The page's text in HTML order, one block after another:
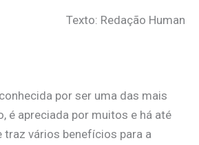
Texto: Redação Human
por ser uma das mais
é apreciada por muitos e há até
traz vários benefícios para a